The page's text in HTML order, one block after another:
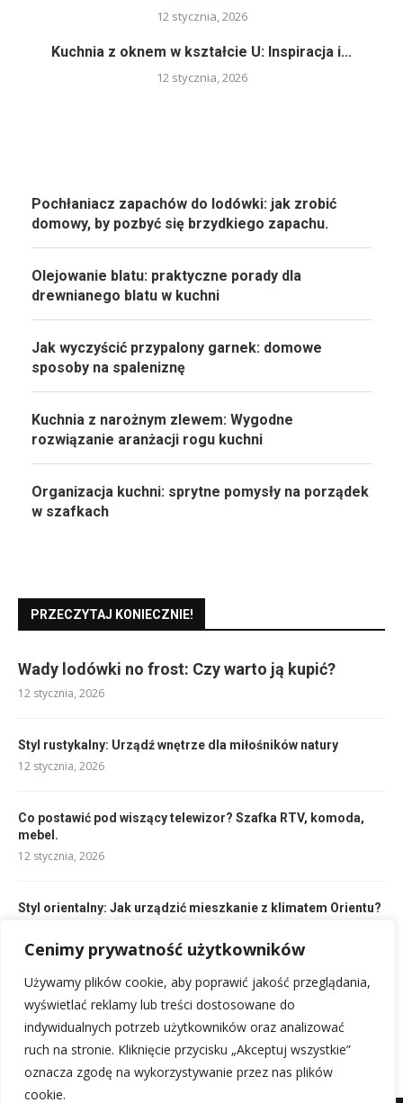
Cenimy prywatność użytkowników
Używamy plików cookie, aby poprawić jakość przeglądania,
wyświetlać reklamy lub treści dostosowane do
indywidualnych potrzeb użytkowników oraz analizować
ruch na stronie. Kliknięcie przycisku „Akceptuj wszystkie”
oznacza zgodę na wykorzystywanie przez nas plików
cookie.
12 stycznia, 2026
Kuchnia z oknem w kształcie U: Inspiracja i...
12 stycznia, 2026
Pochłaniacz zapachów do lodówki: jak zrobić
domowy, by pozbyć się brzydkiego zapachu.
Olejowanie blatu: praktyczne porady dla
drewnianego blatu w kuchni
Jak wyczyścić przypalony garnek: domowe
sposoby na spaleniznę
Kuchnia z narożnym zlewem: Wygodne
rozwiązanie aranżacji rogu kuchni
Organizacja kuchni: sprytne pomysły na porządek
w szafkach
PRZECZYTAJ KONIECZNIE!
Wady lodówki no frost: Czy warto ją kupić?
12 stycznia, 2026
Styl rustykalny: Urządź wnętrze dla miłośników natury
12 stycznia, 2026
Co postawić pod wiszący telewizor? Szafka RTV, komoda,
mebel.
12 stycznia, 2026
Styl orientalny: Jak urządzić mieszkanie z klimatem Orientu?
Jak ustawić meble w małym pokoju młodzieżowym –
urządzamy dla nastolatka
12 stycznia, 2026